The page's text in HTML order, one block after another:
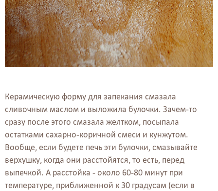
Керамическую форму для запекания смазала
сливочным маслом и выложила булочки. Зачем-то
сразу после этого смазала желтком, посыпала
остатками сахарно-коричной смеси и кунжутом.
Вообще, если будете печь эти булочки, смазывайте
верхушку, когда они расстойятся, то есть, перед
выпечкой. А расстойка - около 60-80 минут при
температуре, приближенной к 30 градусам (если в